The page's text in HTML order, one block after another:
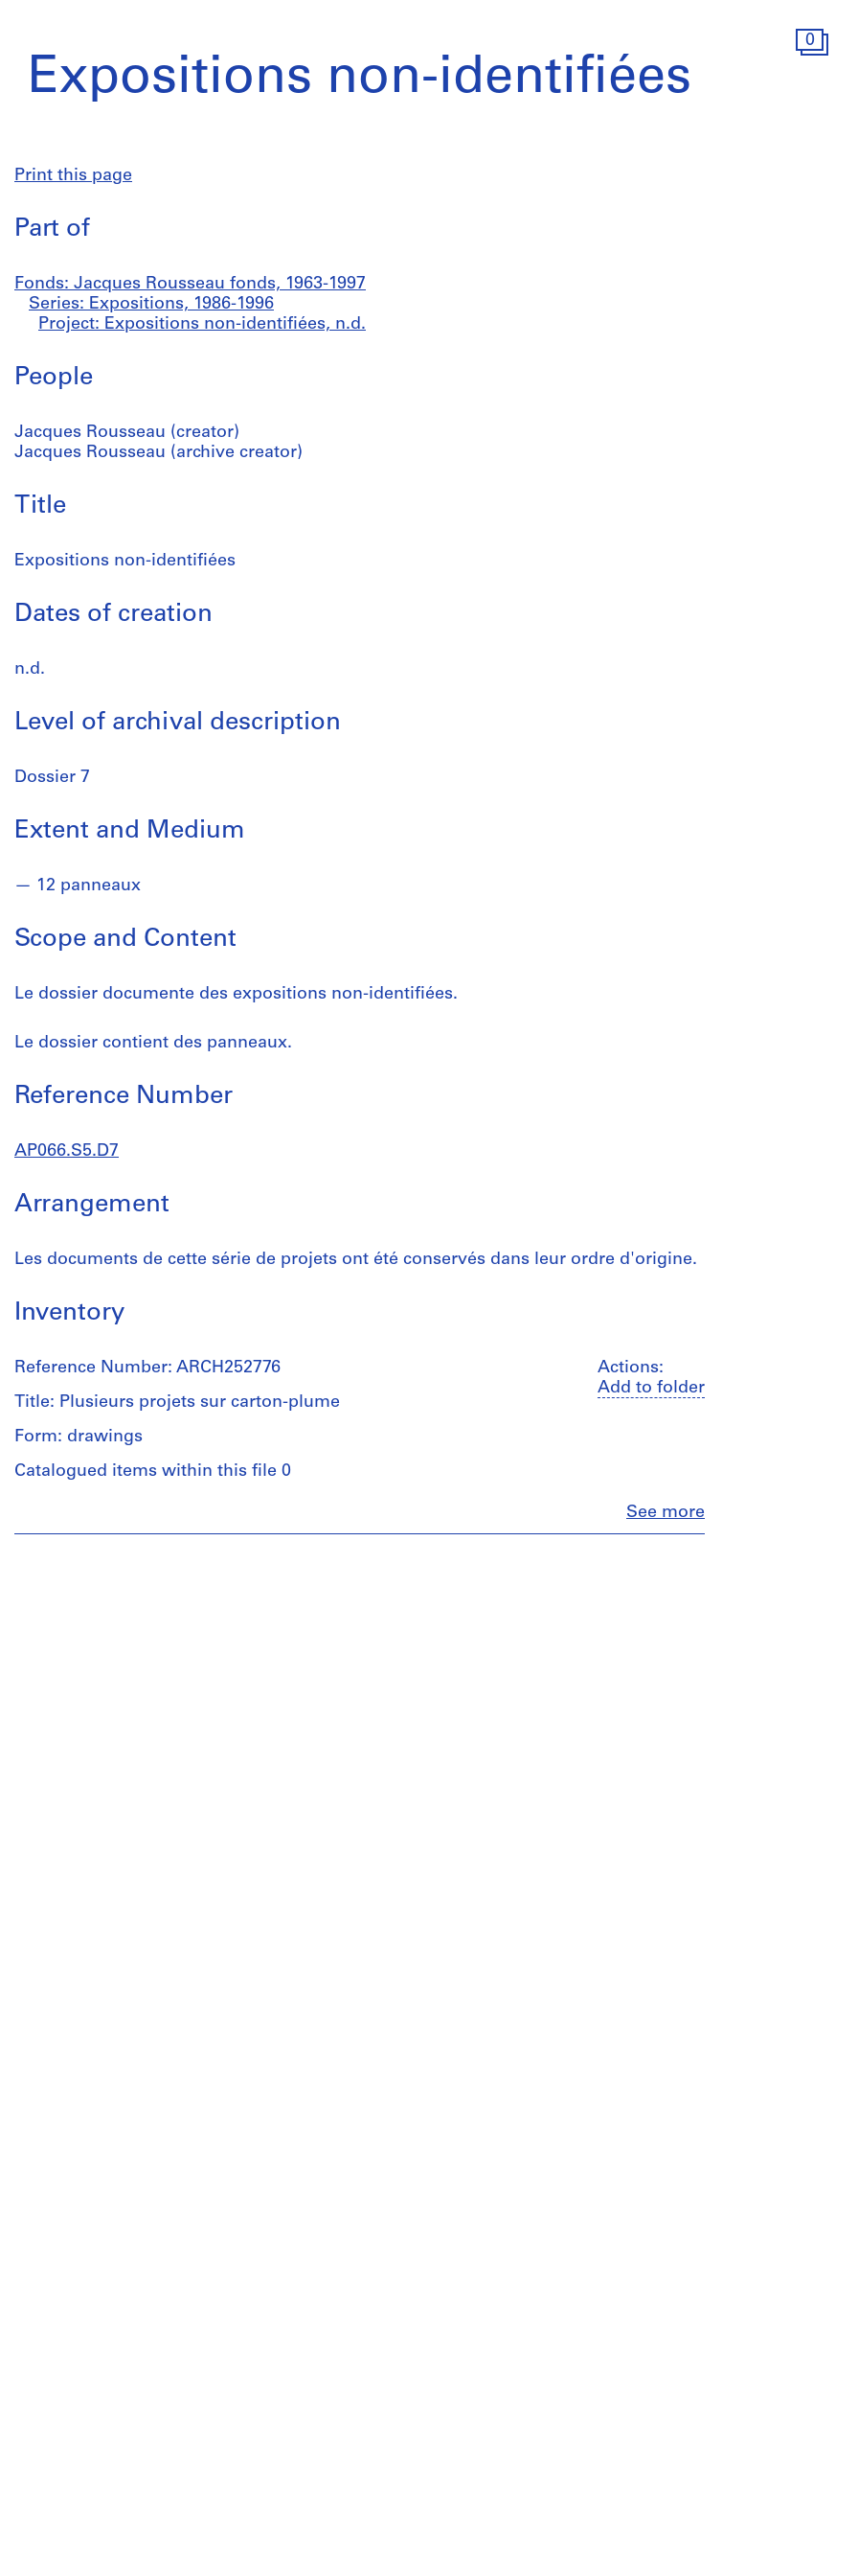
0
Expositions non-identifiées
Print this page
Part of
Fonds: Jacques Rousseau fonds, 1963-1997
Series: Expositions, 1986-1996
Project: Expositions non-identifiées, n.d.
People
Jacques Rousseau (creator)
Jacques Rousseau (archive creator)
Title
Expositions non-identifiées
Dates of creation
n.d.
Level of archival description
Dossier 7
Extent and Medium
12 panneaux
Scope and Content
Le dossier documente des expositions non-identifiées.
Le dossier contient des panneaux.
Reference Number
AP066.S5.D7
Arrangement
Les documents de cette série de projets ont été conservés dans leur ordre d'origine.
Inventory
Actions:
Add to folder
See more
Reference Number: ARCH252776
Title: Plusieurs projets sur carton-plume
Form: drawings
Catalogued items within this file 0
Jacques